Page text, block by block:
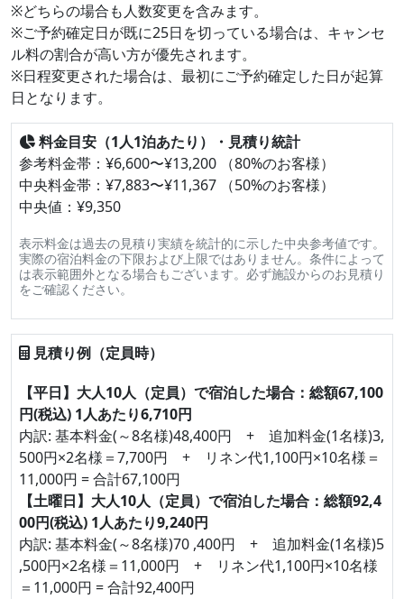
※どちらの場合も人数変更を含みます。
※ご予約確定日が既に25日を切っている場合は、キャンセ
ル料の割合が高い方が優先されます。
※日程変更された場合は、最初にご予約確定した日が起算
日となります。
料金目安（1人1泊あたり）・見積り統計
参考料金帯：¥6,600〜¥13,200 （80%のお客様）
中央料金帯：¥7,883〜¥11,367 （50%のお客様）
中央値：¥9,350
表示料金は過去の見積り実績を統計的に示した中央参考値です。
実際の宿泊料金の下限および上限ではありません。条件によって
は表示範囲外となる場合もございます。必ず施設からのお見積り
をご確認ください。
見積り例（定員時）
【平日】大人10人（定員）で宿泊した場合：総額67,100
円(税込) 1人あたり6,710円
内訳: 基本料金(～8名様)48,400円 + 追加料金(1名様)3,
500円×2名様＝7,700円 + リネン代1,100円×10名様＝
11,000円 = 合計67,100円
【土曜日】大人10人（定員）で宿泊した場合：総額92,4
00円(税込) 1人あたり9,240円
内訳: 基本料金(～8名様)70 ,400円 + 追加料金(1名様)5
,500円×2名様＝11,000円 + リネン代1,100円×10名様
＝11,000円 = 合計92,400円